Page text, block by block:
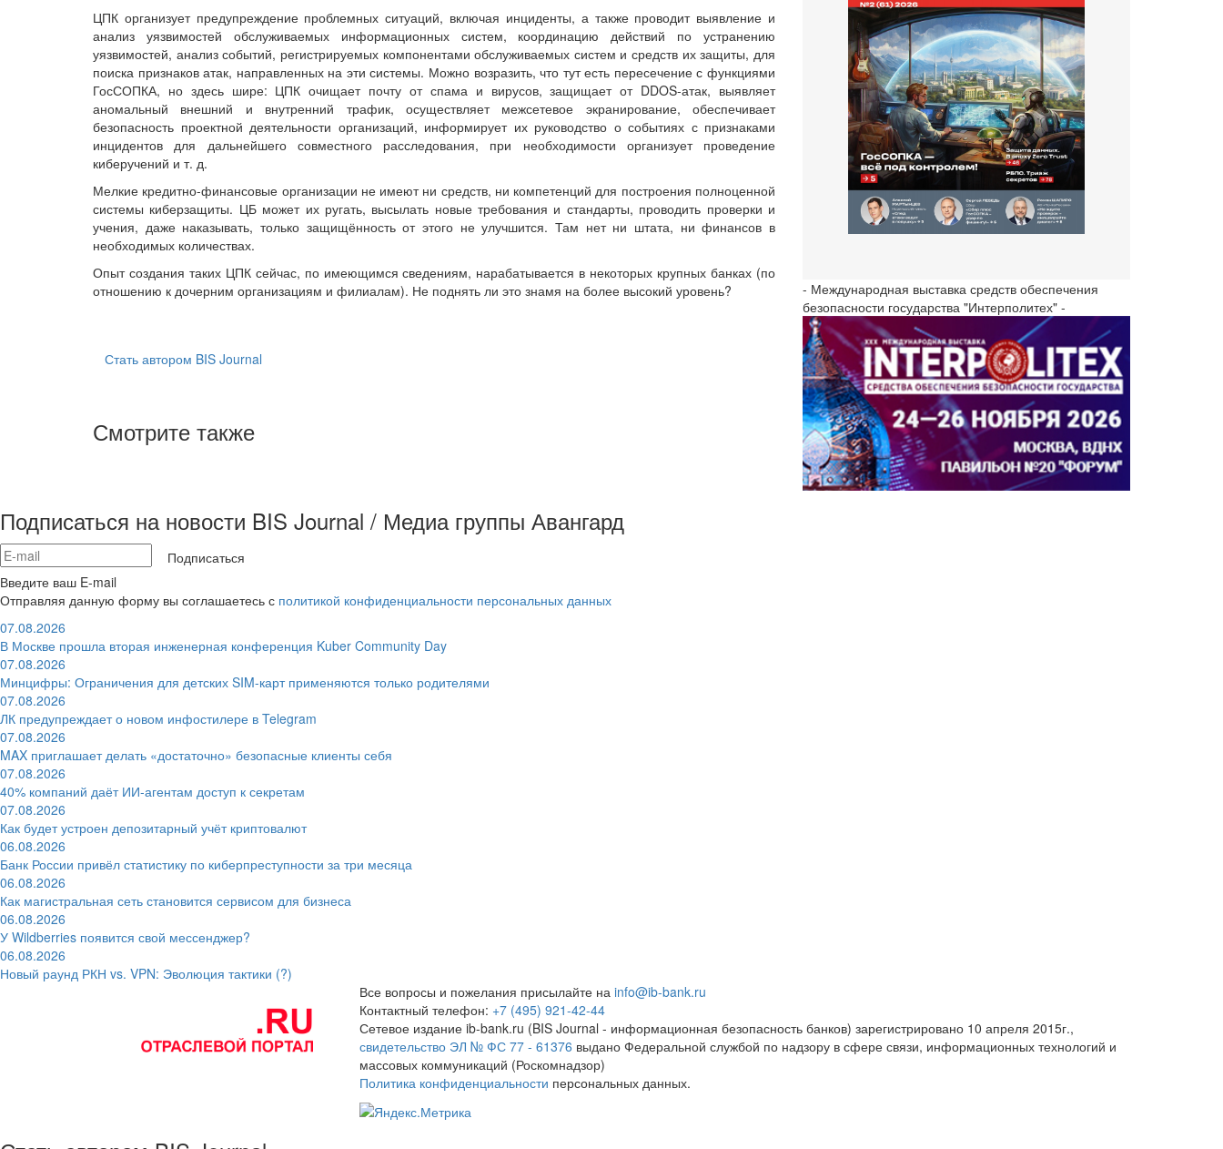
ЦПК организует предупреждение проблемных ситуаций, включая инциденты, а также проводит выявление и
анализ уязвимостей обслуживаемых информационных систем, координацию действий по устранению
уязвимостей, анализ событий, регистрируемых компонентами обслуживаемых систем и средств их защиты, для
поиска признаков атак, направленных на эти системы. Можно возразить, что тут есть пересечение с функциями
ГосСОПКА, но здесь шире: ЦПК очищает почту от спама и вирусов, защищает от DDOS-атак, выявляет
аномальный внешний и внутренний трафик, осуществляет межсетевое экранирование, обеспечивает
безопасность проектной деятельности организаций, информирует их руководство о событиях с признаками
инцидентов для дальнейшего совместного расследования, при необходимости организует проведение
киберучений и т. д.
Мелкие кредитно-финансовые организации не имеют ни средств, ни компетенций для построения полноценной
системы киберзащиты. ЦБ может их ругать, высылать новые требования и стандарты, проводить проверки и
учения, даже наказывать, только защищённость от этого не улучшится. Там нет ни штата, ни финансов в
необходимых количествах.
Опыт создания таких ЦПК сейчас, по имеющимся сведениям, нарабатывается в некоторых крупных банках (по
отношению к дочерним организациям и филиалам). Не поднять ли это знамя на более высокий уровень?
Стать автором BIS Journal
Смотрите также
- Международная выставка средств обеспечения
безопасности государства "Интерполитех" -
Подписаться на новости BIS Journal / Медиа группы Авангард
Подписаться
Введите ваш E-mail
Отправляя данную форму вы соглашаетесь с политикой конфиденциальности персональных данных
07.08.2026
В Москве прошла вторая инженерная конференция Kuber Community Day
07.08.2026
Минцифры: Ограничения для детских SIM-карт применяются только родителями
07.08.2026
ЛК предупреждает о новом инфостилере в Telegram
07.08.2026
MAX приглашает делать «достаточно» безопасные клиенты себя
07.08.2026
40% компаний даёт ИИ‑агентам доступ к секретам
07.08.2026
Как будет устроен депозитарный учёт криптовалют
06.08.2026
Банк России привёл статистику по киберпреступности за три месяца
06.08.2026
Как магистральная сеть становится сервисом для бизнеса
06.08.2026
У Wildberries появится свой мессенджер?
06.08.2026
Новый раунд РКН vs. VPN: Эволюция тактики (?)
Все вопросы и пожелания присылайте на info@ib-bank.ru
Контактный телефон: +7 (495) 921-42-44
Сетевое издание ib-bank.ru (BIS Journal - информационная безопасность банков) зарегистрировано 10 апреля 2015г.,
свидетельство ЭЛ № ФС 77 - 61376 выдано Федеральной службой по надзору в сфере связи, информационных технологий и
массовых коммуникаций (Роскомнадзор)
Политика конфиденциальности персональных данных.